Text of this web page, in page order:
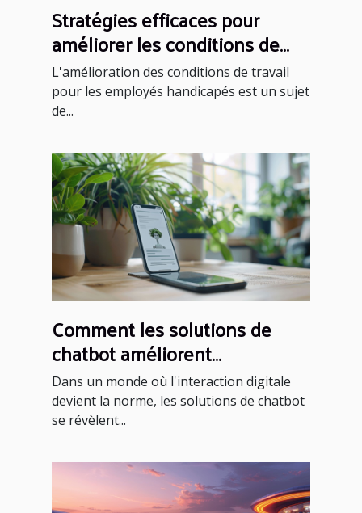
Stratégies efficaces pour
améliorer les conditions de
travail des employés
handicapés
L'amélioration des conditions de travail
pour les employés handicapés est un sujet
de...
Comment les solutions de
chatbot améliorent
l'engagement client
Dans un monde où l'interaction digitale
devient la norme, les solutions de chatbot
se révèlent...